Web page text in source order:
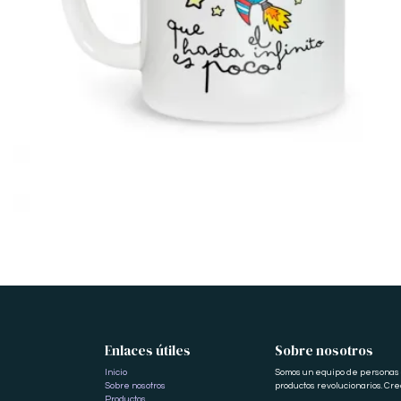
Enlaces útiles
Inicio
Sobre nosotros
Sobre nosotros
Somos un equipo de
productos revolucionarios.